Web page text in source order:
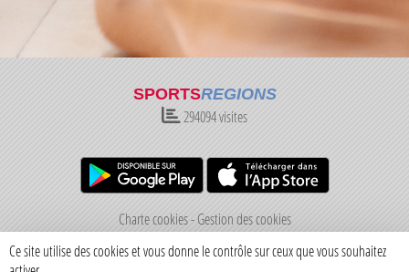
SPORTSREGIONS
294094visites
Charte cookies Gestion des cookies
Informations légales Signaler un contenu inapproprié
Ce site utilise des cookies et vous donne le contrôle sur ceux que vous souhaitez